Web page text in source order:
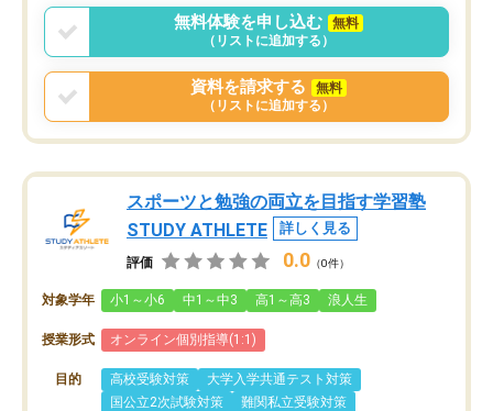
無料体験を申し込む
無料
（リストに追加する）
資料を請求する
無料
（リストに追加する）
スポーツと勉強の両立を目指す学習塾
STUDY ATHLETE
詳しく見る
評価 0.0 （0件）
対象学年 小1～小6 中1～中3 高1～高3 浪人生
授業形式 オンライン個別指導(1:1)
目的 高校受験対策
大学入学共通テスト対策
国公立2次試験対策
難関私立受験対策